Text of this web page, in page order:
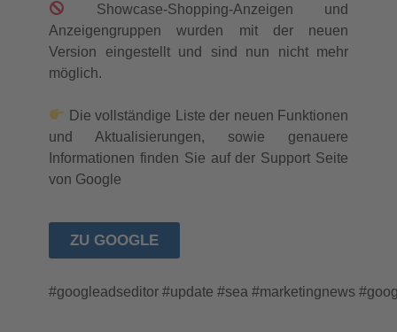
Showcase-Shopping-Anzeigen und
Anzeigengruppen wurden mit der neuen
Version eingestellt und sind nun nicht mehr
möglich.
Die vollständige Liste der neuen Funktionen
und Aktualisierungen, sowie genauere
Informationen finden Sie auf der Support Seite
von Google
ZU GOOGLE
#googleadseditor #update #sea #marketingnews